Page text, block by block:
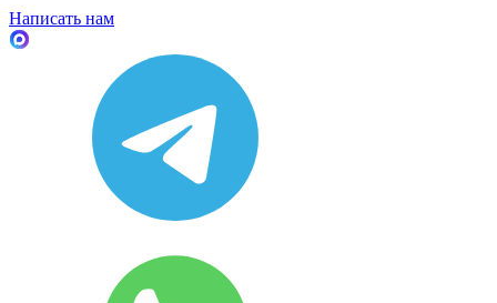
Написать нам